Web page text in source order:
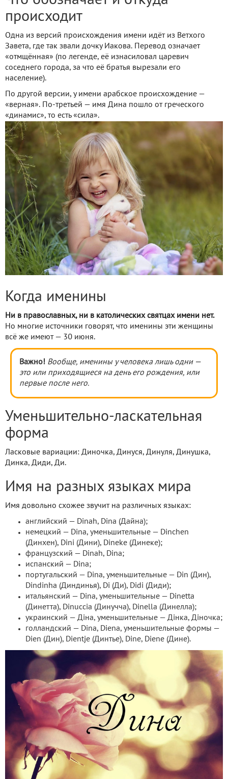
происходит
Одна из версий происхождения имени идёт из Ветхого
Завета, где так звали дочку Иакова. Перевод означает
«отмщённая» (по легенде, её изнасиловал царевич
соседнего города, за что её братья вырезали его
население).
По другой версии, у имени арабское происхождение —
«верная». По-третьей — имя Дина пошло от греческого
«динамис», то есть «сила».
Когда именины
Ни в православных, ни в католических святцах имени нет.
Но многие источники говорят, что именины эти женщины
всё же имеют — 30 июня.
Важно! Вообще, именины у человека лишь одни —
это или приходящиеся на день его рождения, или
первые после него.
Уменьшительно-ласкательная
форма
Ласковые вариации: Диночка, Динуся, Динуля, Динушка,
Динка, Диди, Ди.
Имя на разных языках мира
Имя довольно схожее звучит на различных языках:
английский — Dinah, Dina (Дайна);
немецкий — Dina, уменьшительные — Dinchen
(Динхен), Dini (Дини), Dineke (Динеке);
французский — Dinah, Dina;
испанский — Dina;
португальский — Dina, уменьшительные — Din (Дин),
Dindinha (Диндинья), Di (Ди), Didi (Диди);
итальянский — Dina, уменьшительные — Dinetta
(Динетта), Dinuccia (Динучча), Dinella (Динелла);
украинский — Діна, уменьшительные — Дінка, Діночка;
голландский — Dina, Diena, уменьшительные формы —
Dien (Дин), Dientje (Динтье), Dine, Diene (Дине).